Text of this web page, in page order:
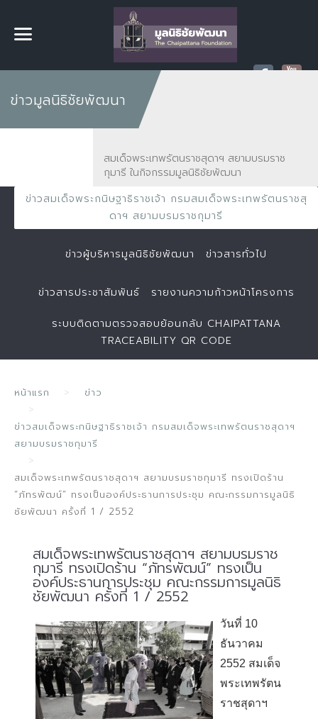
ข่าวมูลนิธิชัยพัฒนา
สมเด็จพระเทพรัตนราชสุดาฯ สยามบรมราช
กุมารี ในกิจกรรมมูลนิธิชัยพัฒนา
ข่าวสมเด็จพระกนิษฐาธิราชเจ้า กรมสมเด็จพระเทพรัตนราชสุ
ดาฯ สยามบรมราชกุมารี
ข่าวผู้บริหารมูลนิธิชัยพัฒนา ข่าวสารทั่วไป
ข่าวสารประชาสัมพันธ์ รายงานความก้าวหน้าโครงการ
ระบบติดตามตรวจสอบย้อนกลับ CHAIPATTANA
TRACEABILITY QR CODE
หน้าแรก ข่าว
ข่าวสมเด็จพระกนิษฐาธิราชเจ้า กรมสมเด็จพระเทพรัตนราชสุดาฯ
สยามบรมราชกุมารี
สมเด็จพระเทพรัตนราชสุดาฯ สยามบรมราชกุมารี ทรงเปิดร้าน
“ภัทรพัฒน์” ทรงเป็นองค์ประธานการประชุม คณะกรรมการมูลนิธิ
ชัยพัฒนา ครั้งที่ 1 / 2552
สมเด็จพระเทพรัตนราชสุดาฯ สยามบรมราช
กุมารี ทรงเปิดร้าน “ภัทรพัฒน์” ทรงเป็น
องค์ประธานการประชุม คณะกรรมการมูลนิธิ
ชัยพัฒนา ครั้งที่ 1 / 2552
วันที่ 10
ธันวาคม
2552 สมเด็จ
พระเทพรัตน
ราชสุดาฯ